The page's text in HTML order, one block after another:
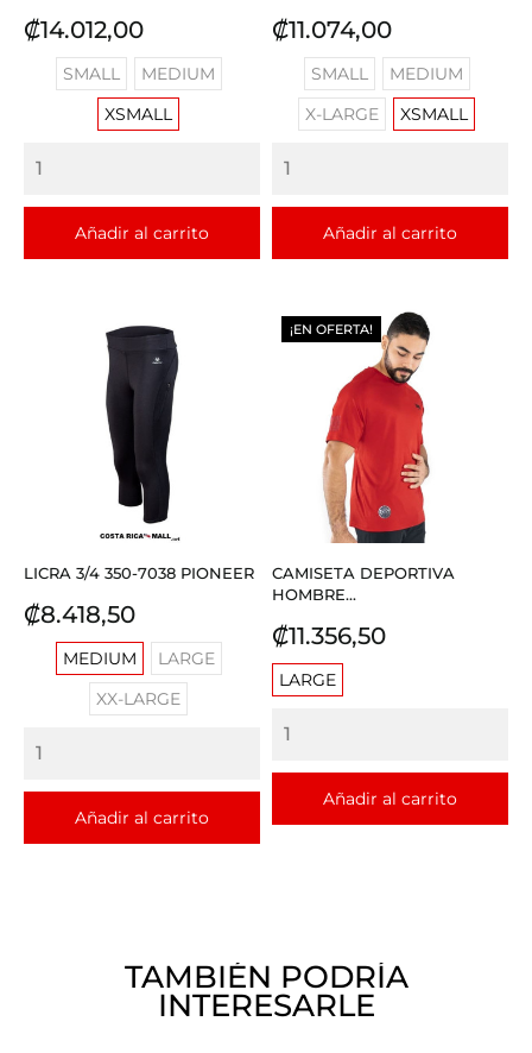
Precio
₡14.012,00
SMALL
MEDIUM
XSMALL
Añadir al carrito
Precio
₡11.074,00
SMALL
MEDIUM
X-LARGE
XSMALL
Añadir al carrito
LICRA 3/4 350-7038 PIONEER
Precio
₡8.418,50
MEDIUM
LARGE
XX-LARGE
Añadir al carrito
CAMISETA DEPORTIVA
HOMBRE...
Precio
₡11.356,50
LARGE
Añadir al carrito
¡EN OFERTA!
TAMBIÉN PODRÍA
INTERESARLE